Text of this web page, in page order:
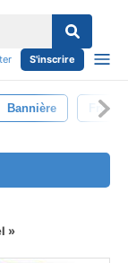
S'inscrire
Bannière